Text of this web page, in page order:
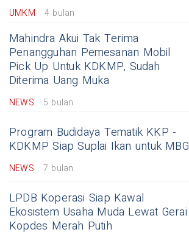
UMKM 4 bulan
Mahindra Akui Tak Terima
Penangguhan Pemesanan Mobil
Pick Up Untuk KDKMP, Sudah
Diterima Uang Muka
NEWS 5 bulan
Program Budidaya Tematik KKP -
KDKMP Siap Suplai Ikan untuk MBG
NEWS 7 bulan
LPDB Koperasi Siap Kawal
Ekosistem Usaha Muda Lewat Gerai
Kopdes Merah Putih